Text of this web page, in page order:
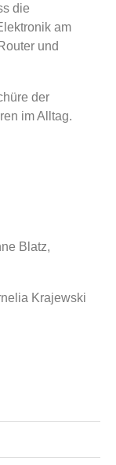
die
am
und
der
im Alltag.
Blatz,
Krajewski